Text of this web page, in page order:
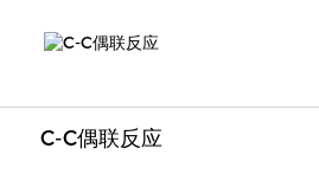
C-C偶联反应